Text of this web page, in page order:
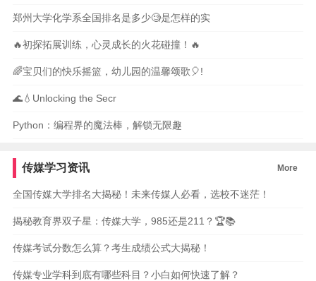
郑州大学化学系全国排名是多少🧐是怎样的实
🔥初探拓展训练，心灵成长的火花碰撞！🔥
🌈宝贝们的快乐摇篮，幼儿园的温馨颂歌🎈!
🌊💧Unlocking the Secr
Python：编程界的魔法棒，解锁无限趣
传媒学习资讯 More
全国传媒大学排名大揭秘！未来传媒人必看，选校不迷茫！
揭秘教育界双子星：传媒大学，985还是211？🏆📚
传媒考试分数怎么算？考生成绩公式大揭秘！
传媒专业学科到底有哪些科目？小白如何快速了解？